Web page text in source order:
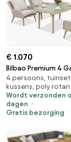
€ 1.070
Bilbao Premium 4
tuinmeubelzand
4 persoons,
kussens, poly rotan
Wordt verzonden
dagen
Gratis bezorging